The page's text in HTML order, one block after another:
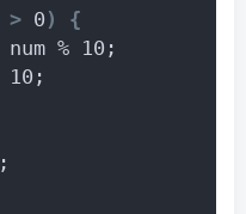
> 0 )
{
num % 10;
10;